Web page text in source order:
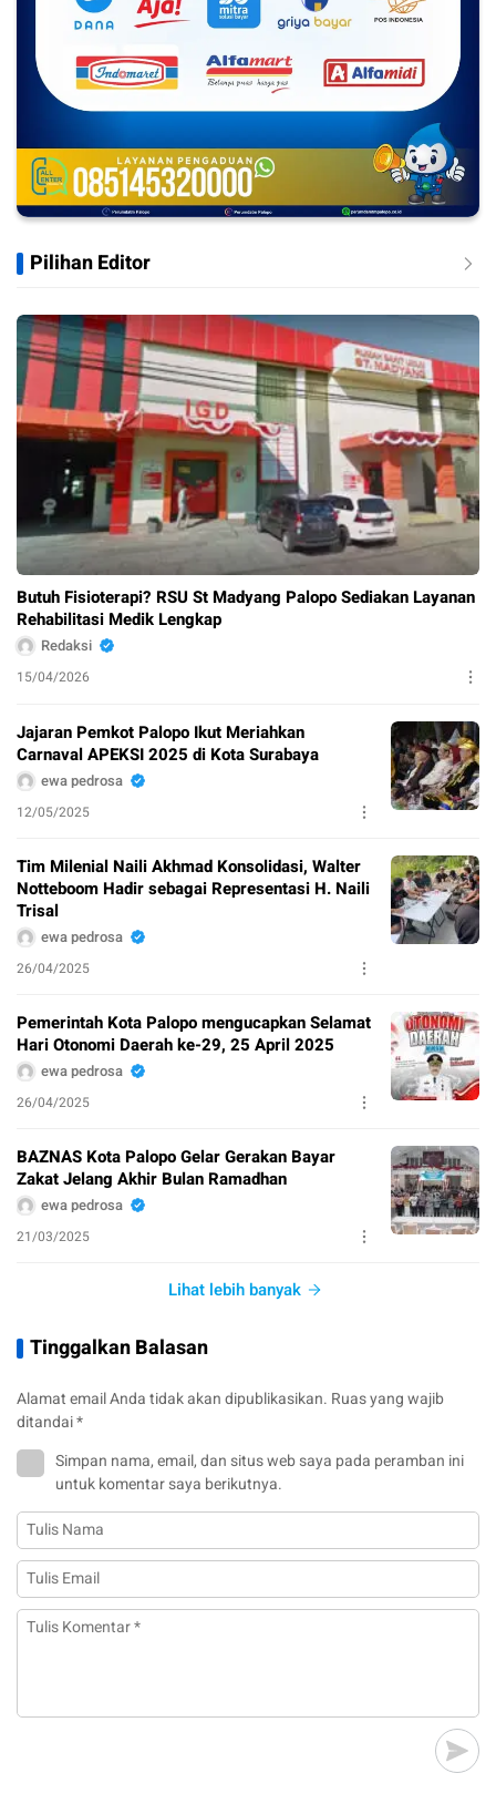
Pilihan Editor
Butuh Fisioterapi? RSU St Madyang Palopo Sediakan Layanan
Rehabilitasi Medik Lengkap
Redaksi
15/04/2026
Jajaran Pemkot Palopo Ikut Meriahkan
Carnaval APEKSI 2025 di Kota Surabaya
ewa pedrosa
12/05/2025
Tim Milenial Naili Akhmad Konsolidasi, Walter
Notteboom Hadir sebagai Representasi H. Naili
Trisal
ewa pedrosa
26/04/2025
Pemerintah Kota Palopo mengucapkan Selamat
Hari Otonomi Daerah ke-29, 25 April 2025
ewa pedrosa
26/04/2025
BAZNAS Kota Palopo Gelar Gerakan Bayar
Zakat Jelang Akhir Bulan Ramadhan
ewa pedrosa
21/03/2025
Lihat lebih banyak
Tinggalkan Balasan
Alamat email Anda tidak akan dipublikasikan. Ruas yang wajib
ditandai*
Simpan nama, email, dan situs web saya pada peramban ini
untuk komentar saya berikutnya.